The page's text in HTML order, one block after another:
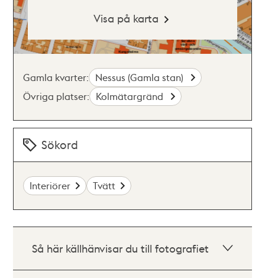
Visa på karta
Gamla kvarter: Nessus (Gamla stan)
Övriga platser: Kolmätargränd
Sökord
Interiörer Tvätt
Så här källhänvisar du till fotografiet